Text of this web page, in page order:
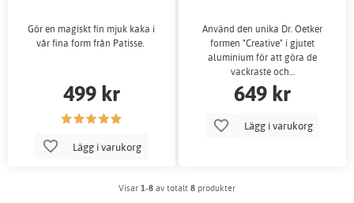
Gör en magiskt fin mjuk kaka i
vår fina form från Patisse.
499 kr
Lägg i varukorg
Använd den unika Dr. Oetker
formen "Creative" i gjutet
aluminium för att göra de
vackraste och…
649 kr
Lägg i varukorg
Visar 1-8 av totalt 8 produkter